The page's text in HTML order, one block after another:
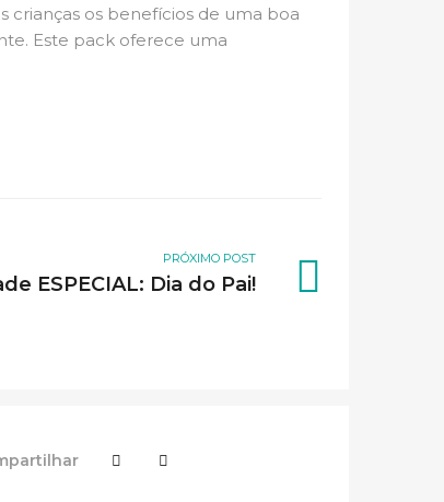
crianças os benefícios de uma boa
Este pack oferece uma
PRÓXIMO POST
ESPECIAL: Dia do Pai!